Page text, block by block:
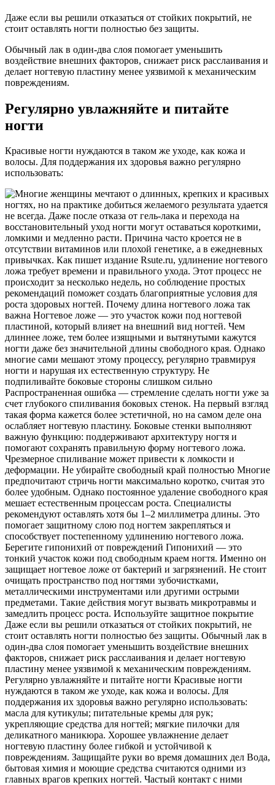
Даже если вы решили отказаться от стойких покрытий, не
стоит оставлять ногти полностью без защиты.
Обычный лак в один-два слоя помогает уменьшить
воздействие внешних факторов, снижает риск расслаивания и
делает ногтевую пластину менее уязвимой к механическим
повреждениям.
Регулярно увлажняйте и питайте
ногти
Красивые ногти нуждаются в таком же уходе, как кожа и
волосы. Для поддержания их здоровья важно регулярно
использовать: